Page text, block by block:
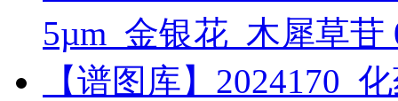
5µm_金银花_木犀草苷
【谱图库】2024170_